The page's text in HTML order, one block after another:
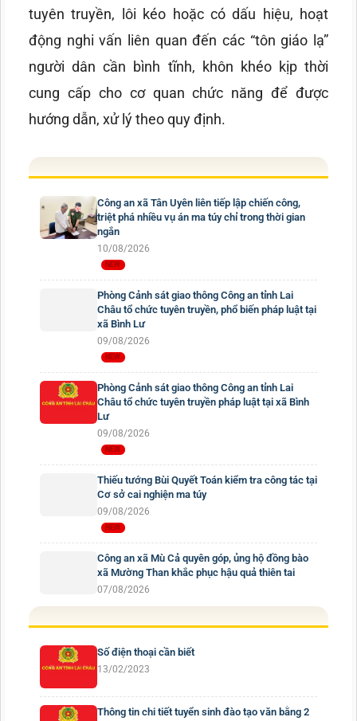
tuyên truyền, lôi kéo hoặc có dấu hiệu, hoạt
động nghi vấn liên quan đến các “tôn giáo lạ”
người dân cần bình tĩnh, khôn khéo kịp thời
cung cấp cho cơ quan chức năng để được
hướng dẫn, xử lý theo quy định.
Công an xã Tân Uyên liên tiếp lập chiến công,
triệt phá nhiều vụ án ma túy chỉ trong thời gian
ngắn
10/08/2026
Phòng Cảnh sát giao thông Công an tỉnh Lai
Châu tổ chức tuyên truyền, phổ biến pháp luật tại
xã Bình Lư
09/08/2026
Phòng Cảnh sát giao thông Công an tỉnh Lai
Châu tổ chức tuyên truyền pháp luật tại xã Bình
Lư
09/08/2026
Thiếu tướng Bùi Quyết Toán kiểm tra công tác tại
Cơ sở cai nghiện ma túy
09/08/2026
Công an xã Mù Cả quyên góp, ủng hộ đồng bào
xã Mường Than khắc phục hậu quả thiên tai
07/08/2026
Số điện thoại cần biết
13/02/2023
Thông tin chi tiết tuyển sinh đào tạo văn bằng 2